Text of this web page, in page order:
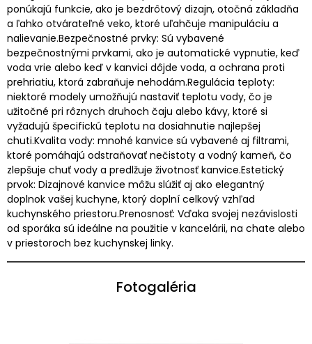
ponúkajú funkcie, ako je bezdrôtový dizajn, otočná základňa
a ľahko otvárateľné veko, ktoré uľahčuje manipuláciu a
nalievanie.Bezpečnostné prvky: Sú vybavené
bezpečnostnými prvkami, ako je automatické vypnutie, keď
voda vrie alebo keď v kanvici dôjde voda, a ochrana proti
prehriatiu, ktorá zabraňuje nehodám.Regulácia teploty:
niektoré modely umožňujú nastaviť teplotu vody, čo je
užitočné pri rôznych druhoch čaju alebo kávy, ktoré si
vyžadujú špecifickú teplotu na dosiahnutie najlepšej
chuti.Kvalita vody: mnohé kanvice sú vybavené aj filtrami,
ktoré pomáhajú odstraňovať nečistoty a vodný kameň, čo
zlepšuje chuť vody a predlžuje životnosť kanvice.Estetický
prvok: Dizajnové kanvice môžu slúžiť aj ako elegantný
doplnok vašej kuchyne, ktorý doplní celkový vzhľad
kuchynského priestoru.Prenosnosť: Vďaka svojej nezávislosti
od sporáka sú ideálne na použitie v kancelárii, na chate alebo
v priestoroch bez kuchynskej linky.
Fotogaléria